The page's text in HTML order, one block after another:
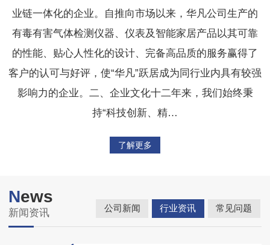
业链一体化的企业。自推向市场以来，华凡公司生产的
有毒有害气体检测仪器、仪表及智能家居产品以其可靠
的性能、贴心人性化的设计、完备高品质的服务赢得了
客户的认可与好评，使“华凡”跃居成为同行业内具有较强
影响力的企业。二、企业文化十二年来，我们始终秉
持“科技创新、精…
了解更多
News
新闻资讯 公司新闻 行业资讯 常见问题